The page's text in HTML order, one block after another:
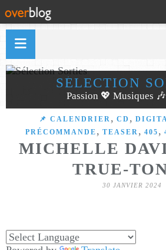
SÉLECTION
Passion 💖 Musiques
📌 CALENDRIER , CD ,
PRÉCOMMANDE , TEASER , 405 ,
MICHELLE
TRUE-
30 JANVIER 2024